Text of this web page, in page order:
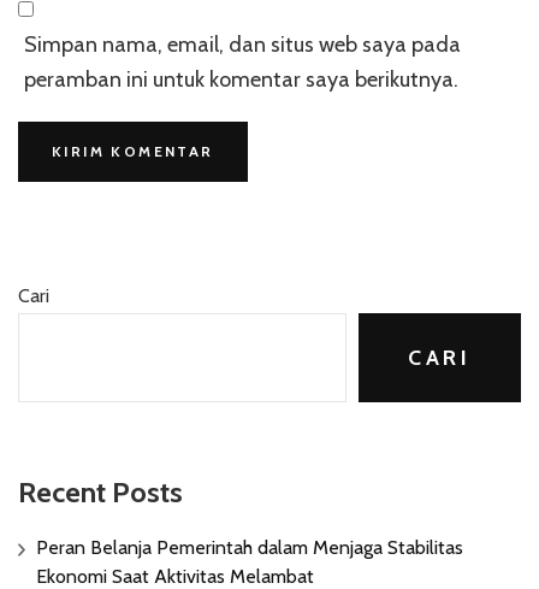
Simpan nama, email, dan situs web saya pada
peramban ini untuk komentar saya berikutnya.
Cari
CARI
Recent Posts
Peran Belanja Pemerintah dalam Menjaga Stabilitas
Ekonomi Saat Aktivitas Melambat